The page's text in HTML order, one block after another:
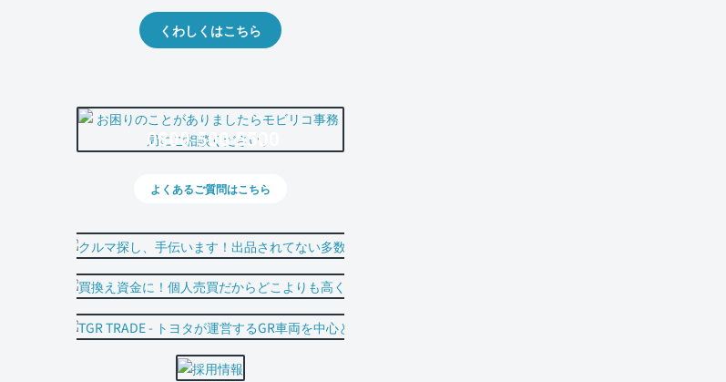
くわしくはこちら
0800-500-5500
よくあるご質問はこちら